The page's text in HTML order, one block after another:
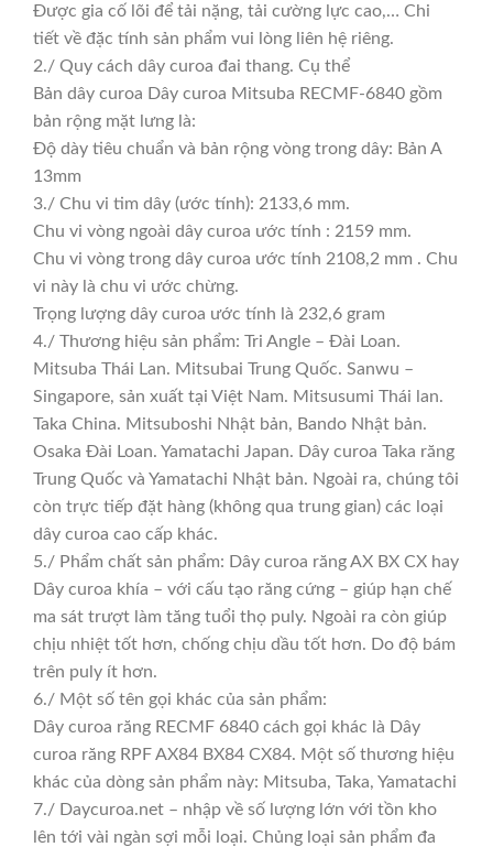
Được gia cố lõi để tải nặng, tải cường lực cao,… Chi
tiết về đặc tính sản phẩm vui lòng liên hệ riêng.
2./ Quy cách dây curoa đai thang. Cụ thể
Bản dây curoa Dây curoa Mitsuba RECMF-6840 gồm
bản rộng mặt lưng là:
Độ dày tiêu chuẩn và bản rộng vòng trong dây: Bản A
13mm
3./ Chu vi tim dây (ước tính): 2133,6 mm.
Chu vi vòng ngoài dây curoa ước tính : 2159 mm.
Chu vi vòng trong dây curoa ước tính 2108,2 mm . Chu
vi này là chu vi ước chừng.
Trọng lượng dây curoa ước tính là 232,6 gram
4./ Thương hiệu sản phẩm: Tri Angle – Đài Loan.
Mitsuba Thái Lan. Mitsubai Trung Quốc. Sanwu –
Singapore, sản xuất tại Việt Nam. Mitsusumi Thái lan.
Taka China. Mitsuboshi Nhật bản, Bando Nhật bản.
Osaka Đài Loan. Yamatachi Japan. Dây curoa Taka răng
Trung Quốc và Yamatachi Nhật bản. Ngoài ra, chúng tôi
còn trực tiếp đặt hàng (không qua trung gian) các loại
dây curoa cao cấp khác.
5./ Phẩm chất sản phẩm: Dây curoa răng AX BX CX hay
Dây curoa khía – với cấu tạo răng cứng – giúp hạn chế
ma sát trượt làm tăng tuổi thọ puly. Ngoài ra còn giúp
chịu nhiệt tốt hơn, chống chịu dầu tốt hơn. Do độ bám
trên puly ít hơn.
6./ Một số tên gọi khác của sản phẩm:
Dây curoa răng RECMF 6840 cách gọi khác là Dây
curoa răng RPF AX84 BX84 CX84. Một số thương hiệu
khác của dòng sản phẩm này: Mitsuba, Taka, Yamatachi
7./ Daycuroa.net – nhập về số lượng lớn với tồn kho
lên tới vài ngàn sợi mỗi loại. Chủng loại sản phẩm đa